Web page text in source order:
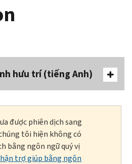
hưu trí (tiếng Anh)
được phiên dịch sang
tôi hiện không có
bằng ngôn ngữ quý vị
trợ giúp bằng ngôn